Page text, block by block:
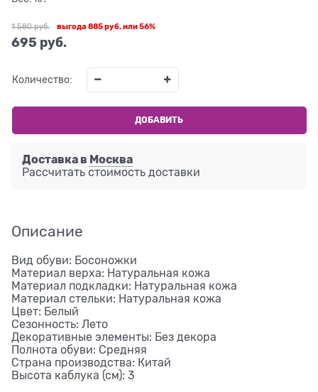
1 580 руб.
695 руб.
выгода 885 руб.или56%
Количество:
ДОБАВИТЬ
Доставка в Москва
Рассчитать стоимость доставки
Описание
Вид обуви: Босоножки
Материал верха: Натуральная кожа
Материал подкладки: Натуральная кожа
Материал стельки: Натуральная кожа
Цвет: Белый
Сезонность: Лето
Декоративные элементы: Без декора
Полнота обуви: Средняя
Страна производства: Китай
Высота каблука (см): 3